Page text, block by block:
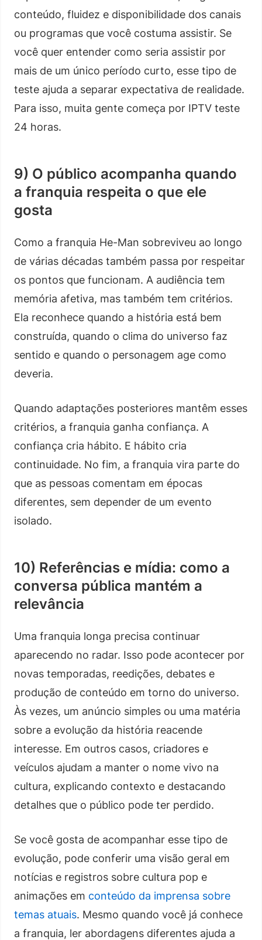
conteúdo, fluidez e disponibilidade dos canais
ou programas que você costuma assistir. Se
você quer entender como seria assistir por
mais de um único período curto, esse tipo de
teste ajuda a separar expectativa de realidade.
Para isso, muita gente começa por IPTV teste
24 horas.
9) O público acompanha quando
a franquia respeita o que ele
gosta
Como a franquia He-Man sobreviveu ao longo
de várias décadas também passa por respeitar
os pontos que funcionam. A audiência tem
memória afetiva, mas também tem critérios.
Ela reconhece quando a história está bem
construída, quando o clima do universo faz
sentido e quando o personagem age como
deveria.
Quando adaptações posteriores mantêm esses
critérios, a franquia ganha confiança. A
confiança cria hábito. E hábito cria
continuidade. No fim, a franquia vira parte do
que as pessoas comentam em épocas
diferentes, sem depender de um evento
isolado.
10) Referências e mídia: como a
conversa pública mantém a
relevância
Uma franquia longa precisa continuar
aparecendo no radar. Isso pode acontecer por
novas temporadas, reedições, debates e
produção de conteúdo em torno do universo.
Às vezes, um anúncio simples ou uma matéria
sobre a evolução da história reacende
interesse. Em outros casos, criadores e
veículos ajudam a manter o nome vivo na
cultura, explicando contexto e destacando
detalhes que o público pode ter perdido.
Se você gosta de acompanhar esse tipo de
evolução, pode conferir uma visão geral em
notícias e registros sobre cultura pop e
animações em conteúdo da imprensa sobre
temas atuais. Mesmo quando você já conhece
a franquia, ler abordagens diferentes ajuda a